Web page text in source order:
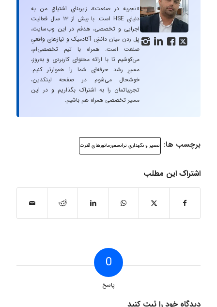
   
«تجربه در صنعت»، زیربنایِ اشتیاقِ من به
دنیایِ HSE است. با بیش از ۱۳ سال فعالیت
اجرایی و تخصصی، هدفم در این وب‌سایت،
پل زدن میان دانشِ آکادمیک و نیازهای واقعیِ
صنعت است. همراه با تیم تخصصی‌ام،
می‌کوشیم تا با ارائه محتوای کاربردی و به‌روز،
مسیرِ رشد حرفه‌ای شما را هموارتر کنیم.
خوشحال می‌شوم در صفحه لینکدین،
تجربیاتمان را به اشتراک بگذاریم و در این
مسیر تخصصی همراه هم باشیم.
برچسب ها: تعمير و نگهداري ترانسفورماتورهاي قدرت
اشتراک این مطلب
0
پاسخ
دیدگاه خود را ثبت کنید